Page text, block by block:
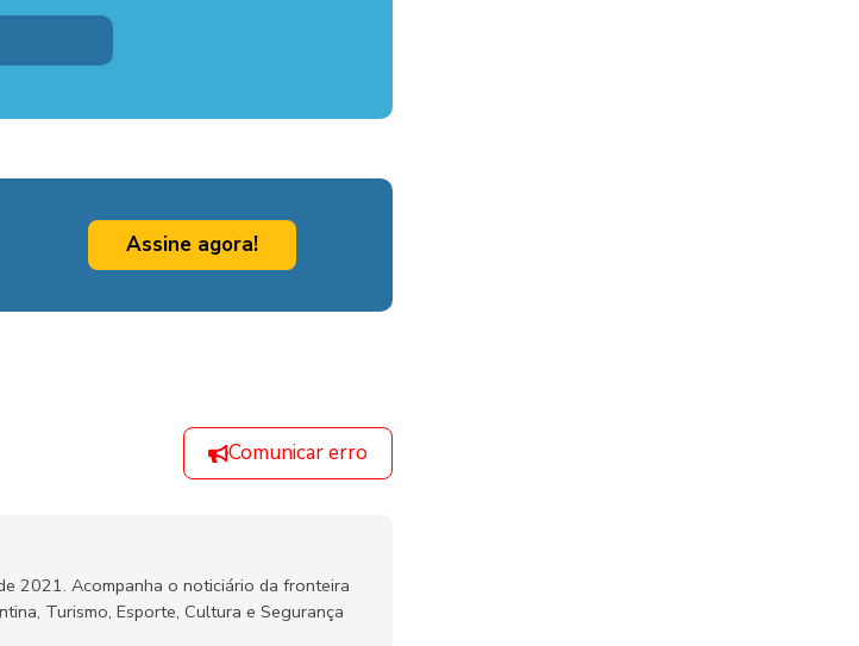
Assine agora!
Comunicar erro
2021. Acompanha o noticiário da fronteira
Turismo, Esporte, Cultura e Segurança